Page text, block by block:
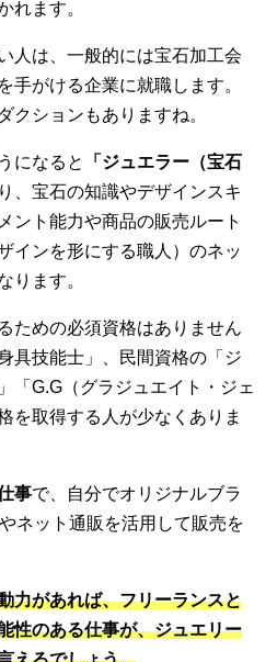
れます。
人は、一般的には宝石加工会
手がける企業に就職します。
クションもありますね。
になると
「ジュエラー（宝石
、宝石の知識やデザインスキ
ント能力や商品の販売ルート
インを形にする職人）のネッ
ります。
ための必須資格はありません
具技能士」、民間資格の「ジ
「G.G（グラジュエイト・ジェ
を取得する人が少なくありま
事で、自分でオリジナルブラ
ネット通販を活用して販売を
力があれば、フリーランスと
性のある仕事が、ジュエリー